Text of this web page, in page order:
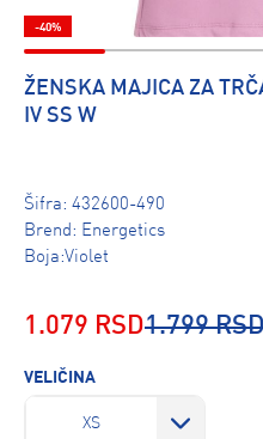
-40%
ŽENSKA MAJICA ZA
IV SS W
Šifra: 432600-490
Brend: Energetics
Boja:Violet
1.079 RSD1.799
VELIČINA
XS